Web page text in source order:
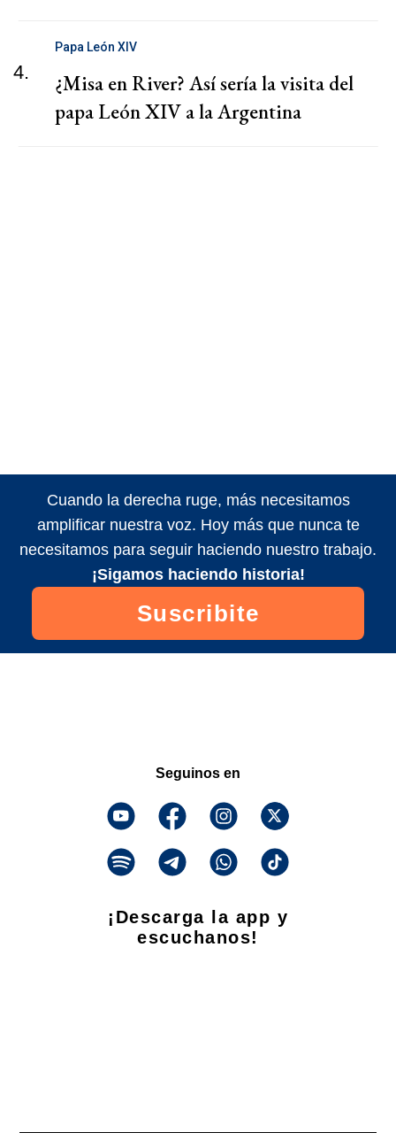
4.
Papa León XIV
¿Misa en River? Así sería la visita del
papa León XIV a la Argentina
Cuando la derecha ruge, más necesitamos
amplificar nuestra voz. Hoy más que nunca te
necesitamos para seguir haciendo nuestro trabajo.
¡Sigamos haciendo historia!
Suscribite
Seguinos en
¡Descarga la app y
escuchanos!